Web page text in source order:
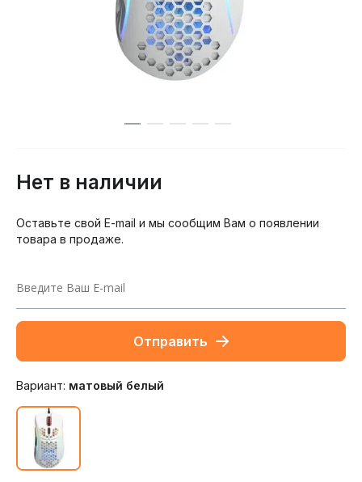
Нет в наличии
Оставьте свой E-mail и мы сообщим Вам о появлении
товара в продаже.
Отправить
Вариант: матовый белый